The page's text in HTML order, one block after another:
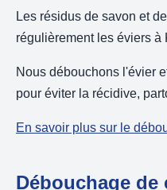
Les résidus de savon et
régulièrement les éviers à
Nous débouchons l'évier
pour éviter la récidive,
En savoir plus sur le
Débouchage de